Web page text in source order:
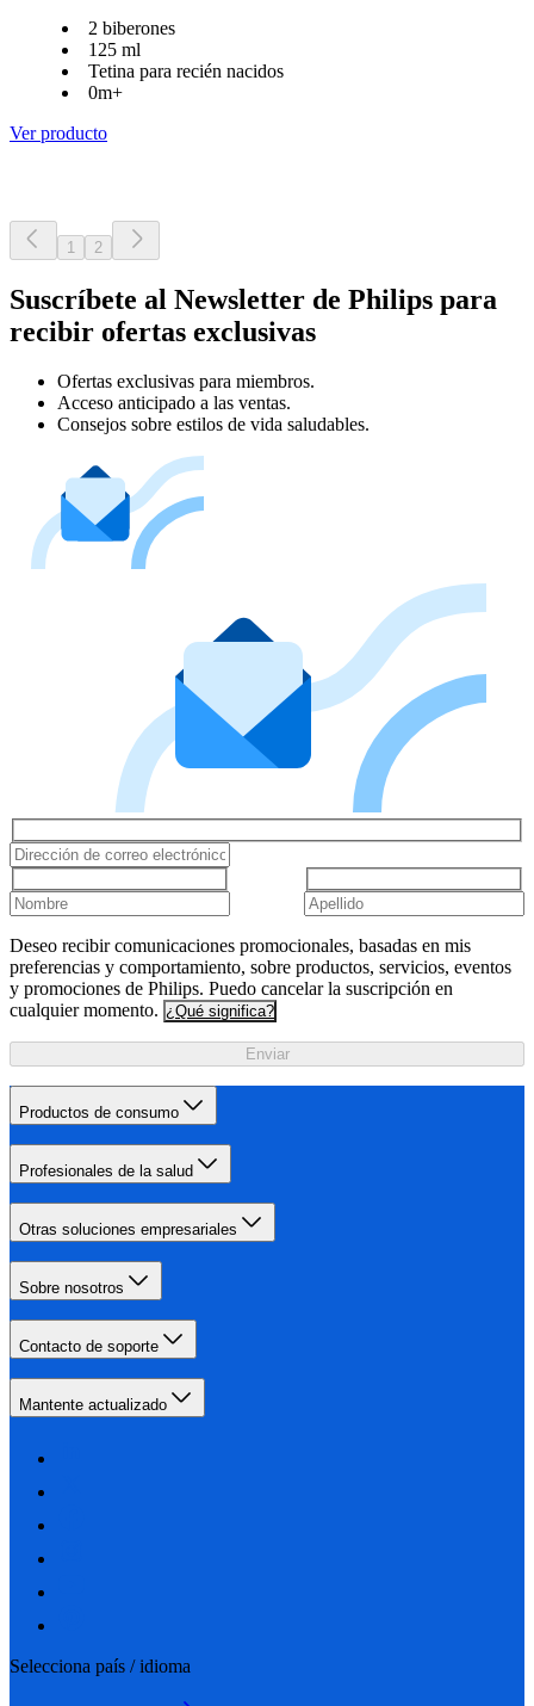
2 biberones
125 ml
Tetina para recién nacidos
0m+
Ver producto
1 2
Suscríbete al Newsletter de Philips para
recibir ofertas exclusivas
Ofertas exclusivas para miembros.
Acceso anticipado a las ventas.
Consejos sobre estilos de vida saludables.
Deseo recibir comunicaciones promocionales, basadas en mis
preferencias y comportamiento, sobre productos, servicios, eventos
y promociones de Philips. Puedo cancelar la suscripción en
cualquier momento. ¿Qué significa?
Enviar
Productos de consumo
Profesionales de la salud
Otras soluciones empresariales
Sobre nosotros
Contacto de soporte
Mantente actualizado
Selecciona país / idioma